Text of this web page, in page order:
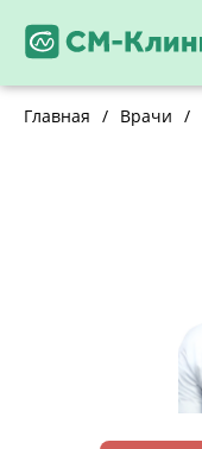
Главная / Врачи /